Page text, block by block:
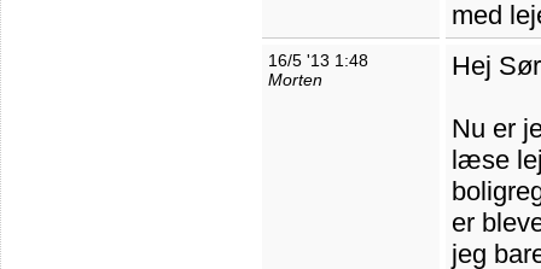
med
16/5 '13 1:48
Morten
Hej
Nu er
læse
er
jeg